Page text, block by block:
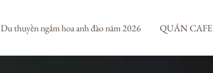
Du thuyền ngắm hoa anh đào năm 2026 QUÁN CAFE